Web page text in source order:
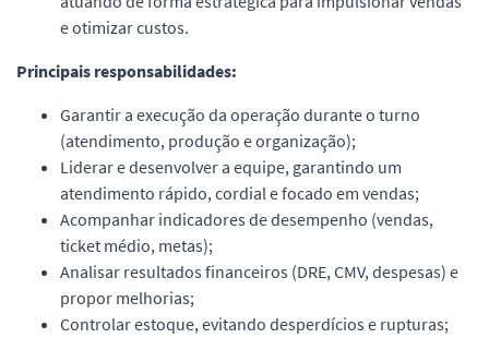
e otimizar custos.
Principais responsabilidades:
Garantir a execução da operação durante o turno
(atendimento, produção e organização);
Liderar e desenvolver a equipe, garantindo um
atendimento rápido, cordial e focado em vendas;
Acompanhar indicadores de desempenho (vendas,
ticket médio, metas);
Analisar resultados financeiros (DRE, CMV, despesas) e
propor melhorias;
Controlar estoque, evitando desperdícios e rupturas;